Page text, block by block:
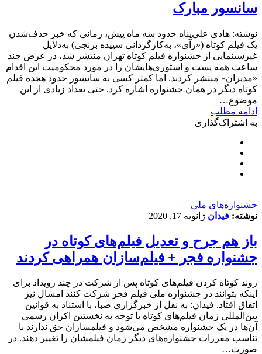
سانسور مبارک
نوشته: هادی علی‌پناه حدود سه ماه پیش، زمانی که خبر حذف‌شدن
یک فیلم کوتاه («رآی»، به‌کارگردانی سپیده برنجی) به‌دلایل
غیرسینمایی از جشنواره فیلم کوتاه تهران منتشر شد، در عرض چند
ساعت همه پست و استوری‌هایشان را در مورد محکومیت این اقدام
«مدیران» منتشر کردند. اما کمتر کسی به سانسور حدود هجده فیلم
کوتاه دیگر در همان جشنواره اشاره کرد. حتی تعداد زیادی از این
موضوع…
ادامه مطلب
به اشتراک‌گذاری
جشنواره‌های ملی
نوشته: فیدان ژانویه 17, 2020
باز هم جرح و تعدیل فیلم‌های کوتاه در
جشنواره فجر + فیلم‌سازان همراهی کردند
روند کوتاه کردن فیلم‌های کوتاه پس از شرکت در چند رویداد برای
اینکه بتوانند در جشنواره ملی فیلم فجر شرکت کنند امسال نیز
اتفاق افتاد. فیدان: به نقل از خبرگزاری صبا، با استناد به قوانین
بین‌المللی زمان فیلم‌های کوتاه با توجه به نخستین اکران رسمی
آن‌ها در یک جشنواره مشخص می‌شود و فیلمسازان حق ندارند با
تناسب مقررات جشنواره‌های دیگر زمان فیلمشان را تغییر دهند. در
صورت…